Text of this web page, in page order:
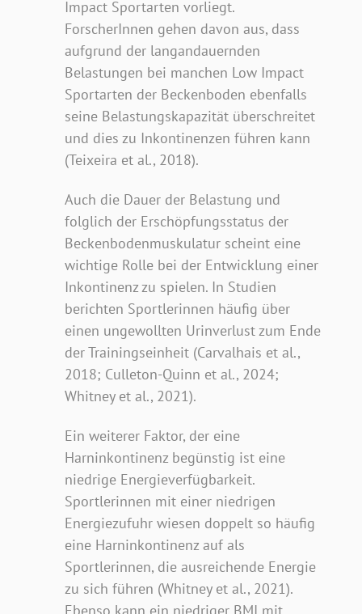
Impact Sportarten vorliegt.
ForscherInnen gehen davon aus, dass
aufgrund der langandauernden
Belastungen bei manchen Low Impact
Sportarten der Beckenboden ebenfalls
seine Belastungskapazität überschreitet
und dies zu Inkontinenzen führen kann
(Teixeira et al., 2018).
Auch die Dauer der Belastung und
folglich der Erschöpfungsstatus der
Beckenbodenmuskulatur scheint eine
wichtige Rolle bei der Entwicklung einer
Inkontinenz zu spielen. In Studien
berichten Sportlerinnen häufig über
einen ungewollten Urinverlust zum Ende
der Trainingseinheit (Carvalhais et al.,
2018; Culleton-Quinn et al., 2024;
Whitney et al., 2021).
Ein weiterer Faktor, der eine
Harninkontinenz begünstig ist eine
niedrige Energieverfügbarkeit.
Sportlerinnen mit einer niedrigen
Energiezufuhr wiesen doppelt so häufig
eine Harninkontinenz auf als
Sportlerinnen, die ausreichende Energie
zu sich führen (Whitney et al., 2021).